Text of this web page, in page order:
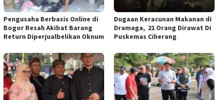
Pengusaha Berbasis Online di
Bogor Resah Akibat Barang
Return Diperjualbelikan Oknum
‎Dugaan Keracunan Makanan di
Dramaga, 21 Orang Dirawat Di
Puskemas Ciherang ‎